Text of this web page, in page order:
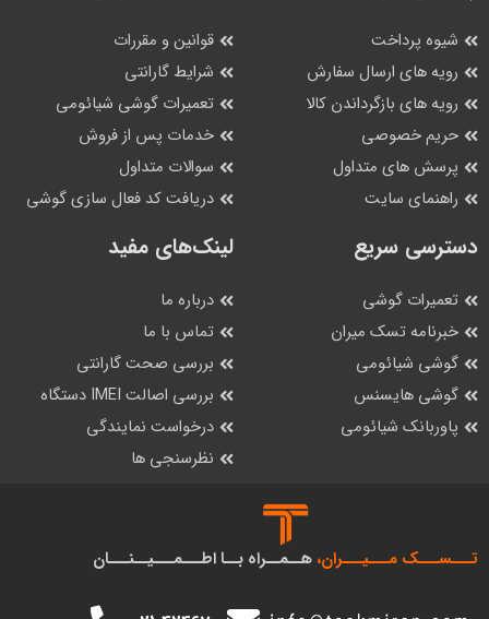
خرید گوشی شیائومی
همان‌طور که اشاره شد، گوشی شیائومی قیمت مناسب را برای کابران
ایجاد کرده تا همه بتوانند از داشتن گوشی هوشمند بهره‌مند باشند.
علاوه‌بر قیمت، آن‌چه که در
خرید گوشی شیائومی
از اهمیت برخوردار
است، میزان تناسب کاربرد مصرف‌کننده با مدل گوشی شیائومی
سلیقه‌های گوناگون طراحی شده تا هنگام خرید گوشی شیائومی
خریدی برای رفع نیازهای خریدار، انجام پذیرد.
شیوه پرداخت
رویه های ارسال سفارش
رویه های بازگرداندن کالا
حریم خصوصی
پرسش های متداول
راهنمای سایت
قوانین و مقررات
شرایط گارانتی
تعمیرات گوشی شیائومی
خدمات پس از فروش
سوالات متداول
دریافت کد فعال سازی گوشی
دسترسی سریع
تعمیرات گوشی
خبرنامه تسک میران
گوشی شیائومی
گوشی هایسنس
پاوربانک شیائومی
لینک‌های مفید
درباره ما
تماس با ما
بررسی صحت گارانتی
بررسی اصالت IMEI دستگاه
درخواست نمایندگی
نظرسنجی ها
تـــســـک‌ مـــیـــران، هــمــراه بــا اطـــمـــیــنـــان